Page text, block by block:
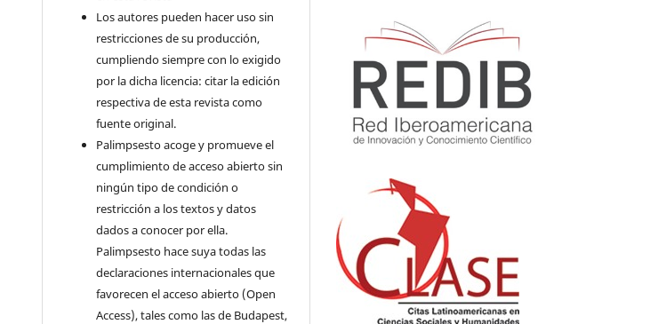
Los autores pueden hacer uso sin
restricciones de su producción,
cumpliendo siempre con lo exigido
por la dicha licencia: citar la edición
respectiva de esta revista como
fuente original.
Palimpsesto acoge y promueve el
cumplimiento de acceso abierto sin
ningún tipo de condición o
restricción a los textos y datos
dados a conocer por ella.
Palimpsesto hace suya todas las
declaraciones internacionales que
favorecen el acceso abierto (Open
Access), tales como las de Budapest,